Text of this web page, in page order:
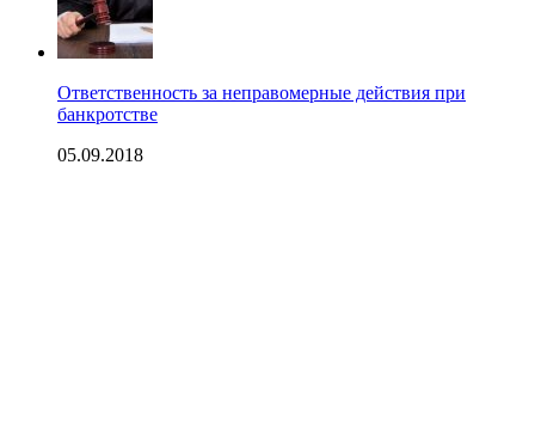
Ответственность за неправомерные действия при
банкротстве
05.09.2018